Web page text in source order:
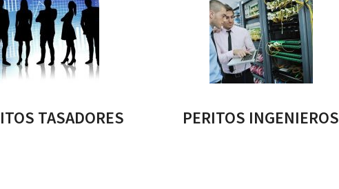
TASADORES PERITOS INGENIEROS